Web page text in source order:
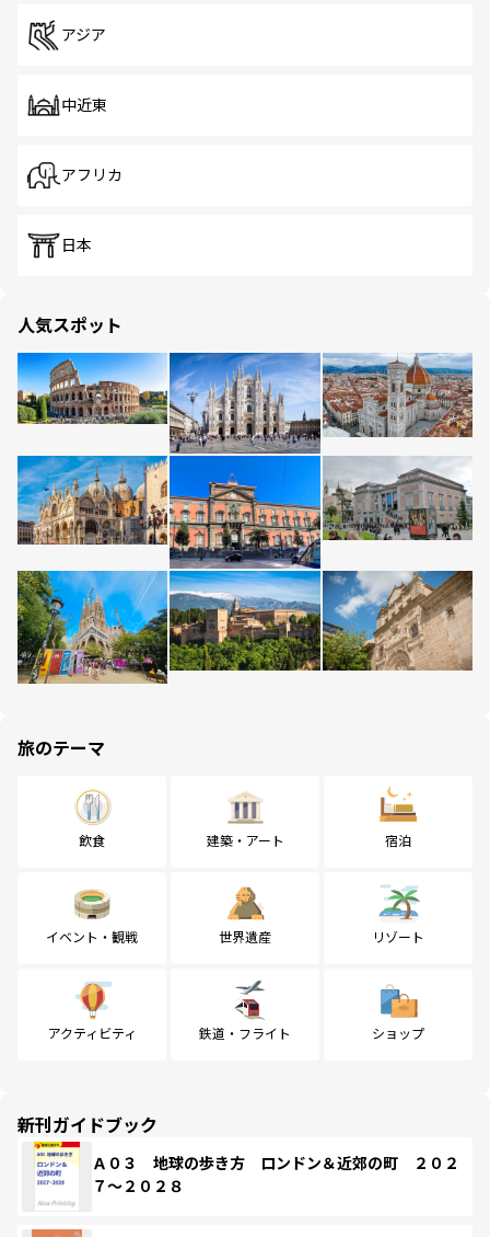
アジア
中近東
アフリカ
日本
人気スポット
旅のテーマ
飲食 建築・アート 宿泊
イベント・観戦 世界遺産 リゾート
アクティビティ 鉄道・フライト ショップ
新刊ガイドブック
Ａ０３ 地球の歩き方 ロンドン＆近郊の町 ２０２
７～２０２８